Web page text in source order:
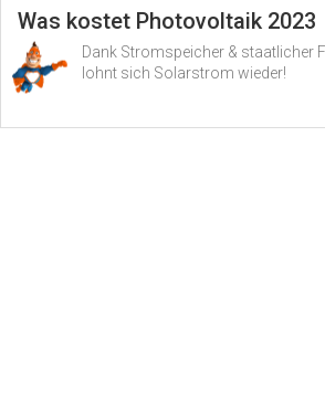
Was kostet Photovoltaik 2023
Dank Stromspeicher & staatlicher
lohnt sich Solarstrom wieder!